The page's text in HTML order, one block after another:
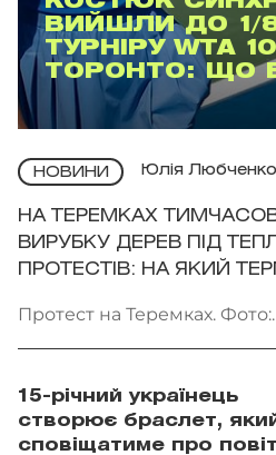
ВИЙШЛИ ДО 1/
ТУРНІРУ WTA
ТОРОНТО: ЩО
НОВИНИ Юлія Любченко
НА ТЕРЕМКАХ
ВИРУБКУ ДЕРЕВ ПІД
ПРОТЕСТІВ: НА ЯКИЙ
Протест на Теремках. Фото:
15-річний українець
створює браслет,
сповіщатиме про